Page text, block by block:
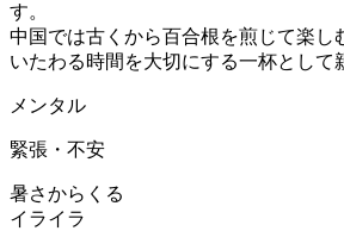
す。
中国では古くから百合根を煎じて楽し
いたわる時間を大切にする一杯として
メンタル
緊張・不安
暑さからくる
イライラ